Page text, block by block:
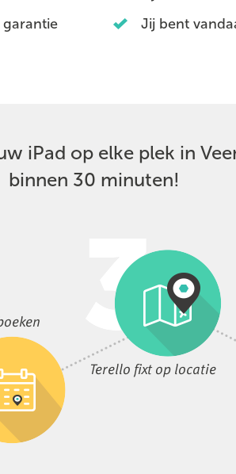
garantie
Jij bent
iPad op elke plek in
binnen 30 minuten!
Terello fixt op locatie